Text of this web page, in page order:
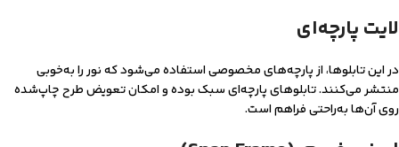
لایت پارچه‌ای
در این تابلوها، از پارچه‌های مخصوصی استفاده می‌شود که نور را به‌خوبی
منتشر می‌کنند. تابلوهای پارچه‌ای سبک بوده و امکان تعویض طرح چاپ‌شده
روی آن‌ها به‌راحتی فراهم است.